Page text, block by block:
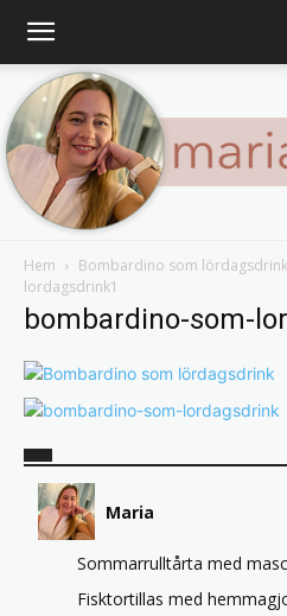
Hem Bombardino som lördagsdrink
lordagsdrink1
bombardino-som-
Maria
Sommarrulltårta med
Fisktortillas med